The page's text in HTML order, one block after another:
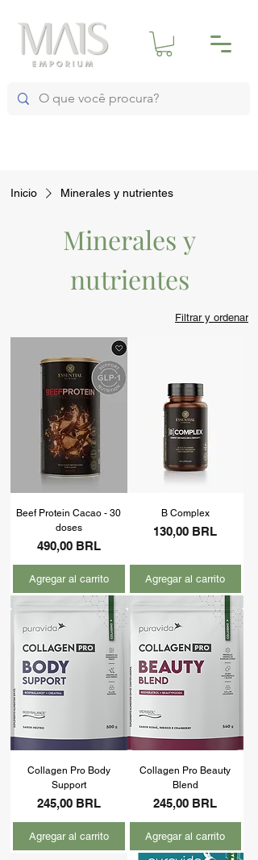
Inicio Minerales y nutrientes
Minerales y
nutrientes
Filtrar y ordenar
Beef Protein Cacao - 30
doses
Precio
490,00 BRL
Agregar al carrito
B Complex
Precio
130,00 BRL
Agregar al carrito
Collagen Pro Body
Support
Precio
245,00 BRL
Agregar al carrito
Collagen Pro Beauty
Blend
Precio
245,00 BRL
Agregar al carrito